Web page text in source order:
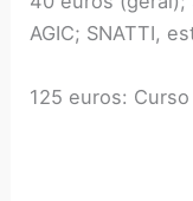
AGIC; SNATTI,
125 euros: